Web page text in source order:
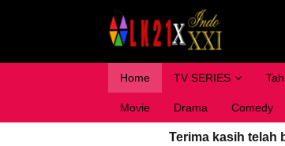
Home TV SERIES
Movie Drama Comedy
Terima kasih telah